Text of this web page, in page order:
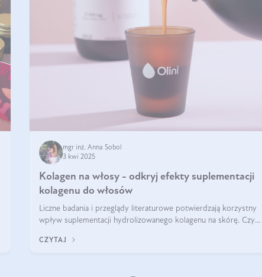
mgr inż. Anna Sobol
3 kwi 2025
Kolagen na włosy - odkryj efekty suplementacji
kolagenu do włosów
Liczne badania i przeglądy literaturowe potwierdzają korzystny
wpływ suplementacji hydrolizowanego kolagenu na skórę. Czy
CZYTAJ